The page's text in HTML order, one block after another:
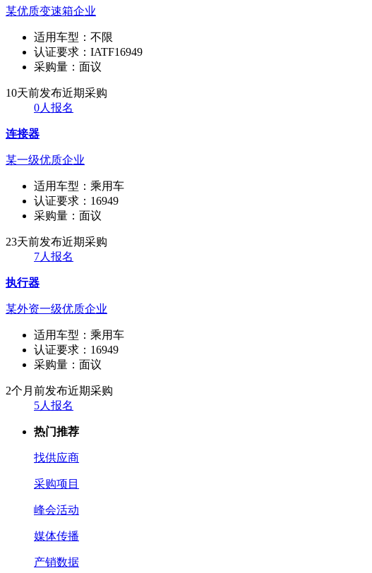
某优质变速箱企业
适用车型： 不限
认证要求： IATF16949
采购量： 面议
10天前发布近期采购
0人报名
连接器
某一级优质企业
适用车型： 乘用车
认证要求： 16949
采购量： 面议
23天前发布近期采购
7人报名
执行器
某外资一级优质企业
适用车型： 乘用车
认证要求： 16949
采购量： 面议
2个月前发布近期采购
5人报名
热门推荐
找供应商
采购项目
峰会活动
媒体传播
产销数据